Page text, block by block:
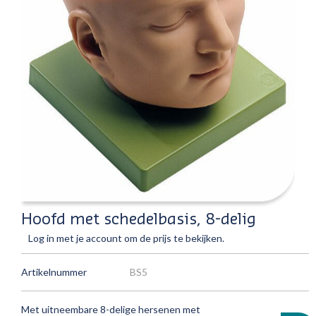
Hoofd met schedelbasis, 8-delig
Log in met je account om de prijs te bekijken.
Artikelnummer BS5
Met uitneembare 8-delige hersenen met